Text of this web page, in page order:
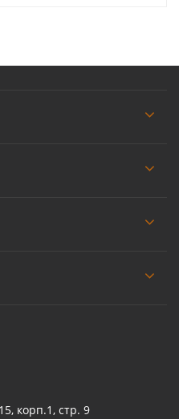
корп.1, стр. 9